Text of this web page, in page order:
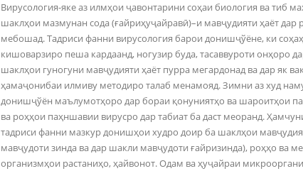
Вирусология-яке аз илмҳои ҷавонтарини соҳаи биология ва тиб
шаклҳои мазмунан сода (ғайриҳуҷайравӣ)–и мавҷудияти ҳаёт
мебошад. Тадриси фанни вирусология барои донишҷўёне, ки
кишоварзиро пеша кардаанд, ногузир буда, тасаввуроти онҳоро
шаклҳои гуногуни мавҷудияти ҳаёт пурра мегардонад ва дар як
ҳамаҷонибаи илмиву методиро талаб менамояд. Зимни аз худ
донишҷўён маълумотҳоро дар бораи қонуниятҳо ва шароитҳои
ва роҳҳои паҳншавии вирусро дар табиат ба даст меоранд.
тадриси фанни мазкур донишҳои худро доир ба шаклҳои
мавҷудоти зинда ва дар шакли мавҷудоти ғайризинда), роҳҳо ва
организмҳои растаниҳо, ҳайвонот. Одам ва ҳуҷайраи